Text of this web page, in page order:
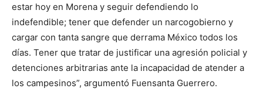
estar hoy en Morena y seguir defendiendo lo
indefendible; tener que defender un narcogobierno y
cargar con tanta sangre que derrama México todos los
días. Tener que tratar de justificar una agresión policial y
detenciones arbitrarias ante la incapacidad de atender a
los campesinos”, argumentó Fuensanta Guerrero.